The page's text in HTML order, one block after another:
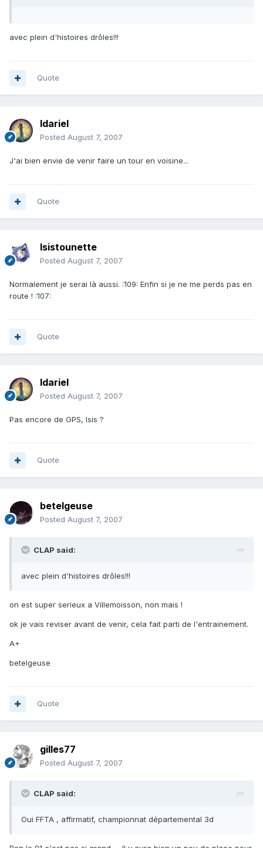
avec plein d'histoires drôles!!!
Quote
Idariel
Posted August 7, 2007
J'ai bien envie de venir faire un tour en voisine...
Quote
Isistounette
Posted August 7, 2007
Normalement je serai là aussi. :109: Enfin si je ne me perds pas en
route ! :107:
Quote
Idariel
Posted August 7, 2007
Pas encore de GPS, Isis ?
Quote
betelgeuse
Posted August 7, 2007
CLAP said:
avec plein d'histoires drôles!!!
on est super serieux a Villemoisson, non mais !
ok je vais reviser avant de venir, cela fait parti de l'entrainement.
A+
betelgeuse
Quote
gilles77
Posted August 7, 2007
CLAP said:
Oui FFTA , affirmatif, championnat départemental 3d